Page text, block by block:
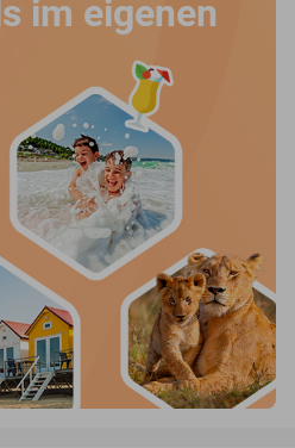
im eigenen